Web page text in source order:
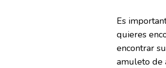
Es
quieres
encontrar
amuleto de